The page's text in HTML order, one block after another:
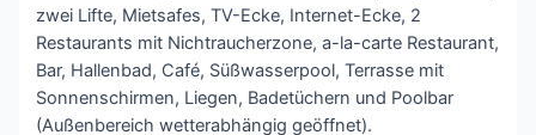
zwei Lifte, Mietsafes, TV-Ecke, Internet-Ecke, 2
Restaurants mit Nichtraucherzone, a-la-carte Restaurant,
Bar, Hallenbad, Café, Süßwasserpool, Terrasse mit
Sonnenschirmen, Liegen, Badetüchern und Poolbar
(Außenbereich wetterabhängig geöffnet).